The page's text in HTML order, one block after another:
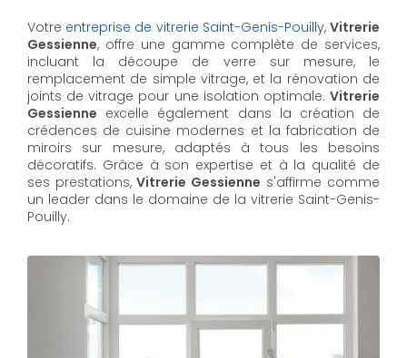
Votre entreprise de vitrerie Saint-Genis-Pouilly,Vitrerie
Gessienne, offre une gamme complète de services,
incluant la découpe de verre sur mesure, le
remplacement de simple vitrage, et la rénovation de
joints de vitrage pour une isolation optimale. Vitrerie
Gessienne excelle également dans la création de
crédences de cuisine modernes et la fabrication de
miroirs sur mesure, adaptés à tous les besoins
décoratifs. Grâce à son expertise et à la qualité de
ses prestations, Vitrerie Gessienne s'affirme comme
un leader dans le domaine de la vitrerie Saint-Genis-
Pouilly.